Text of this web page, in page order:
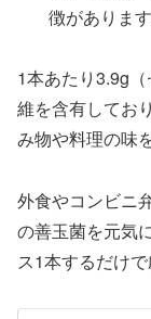
徴があります
1本あたり3.9g
維を含有してお
み物や料理の味
外食やコンビニ
の善玉菌を元気
ス1本するだけ